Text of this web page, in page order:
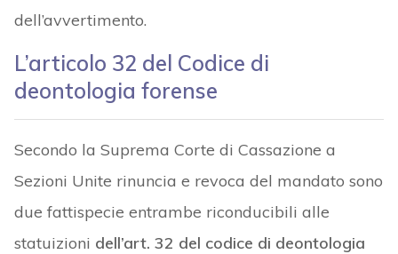
dell’avvertimento.
L’articolo 32 del Codice di
deontologia forense
Secondo la Suprema Corte di Cassazione a
Sezioni Unite rinuncia e revoca del mandato sono
due fattispecie entrambe riconducibili alle
statuizioni dell’art. 32 del codice di deontologia